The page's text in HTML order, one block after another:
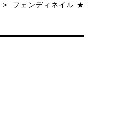
> フェンディネイル ★